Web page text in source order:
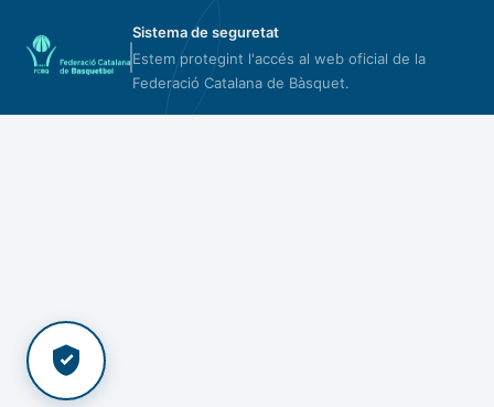
Sistema de seguretat
Estem protegint l'accés al web oficial de la
Federació Catalana de Bàsquet.